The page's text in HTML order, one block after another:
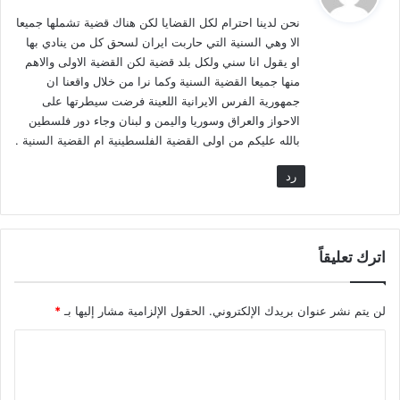
أم لا تريدون أن تتحملوا تكاليف الكلمة لأنكم إذا تكلمتم عن القدس
لن يكلفكم شيء ولكن الكلام عن بلدانكم يكلفكم الكثير.
الواقع يفرض نفسه ومن يغرق في التاريخ تبلعه الجغرافيا ويصبح
قطعة خردة ميتة تضاف إلى ركام الخرداوات المكدسة في سكراب
التاريخ لا يعيد نفسه ولكن البشر يعيدون التجارب نفسها ويتوقعون
كما قال سبحانه (قل هو من عند أنفسكم).. يستمر ونبالصياح: (أين
العرب موجودون، لكن ما الذي تتوهم أنهم يفعلون لك أكثر مما فعلوا!
العرب موجودون، لكن ما الذي تتوقع أنهم يفعلون لك أكثر ومركبتك
ل
نحن لدينا احترام لكل القضايا لكن هناك قضية تشملها جميعا
الا وهي السنية التي حاربت ايران لسحق كل من ينادي بها
او يقول انا سني ولكل بلد قضية لكن القضية الاولى والاهم
منها جميعا القضية السنية وكما نرا من خلال واقعنا ان
جمهورية الفرس الايرانية اللعينة فرضت سيطرتها على
الاحواز والعراق وسوريا واليمن و لبنان وجاء دور فلسطين
بالله عليكم من اولى القضية الفلسطينية ام القضية السنية .
رد
اترك تعليقاً
لن يتم نشر عنوان بريدك الإلكتروني. الحقول الإلزامية مشار إليها بـ *